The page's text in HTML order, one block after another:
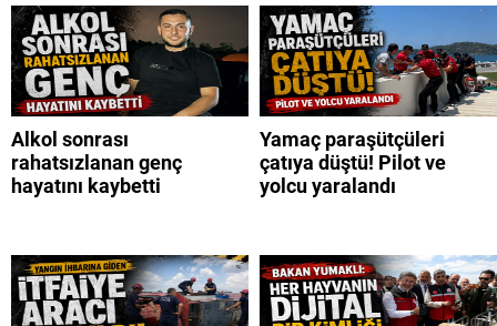
Alkol sonrası
rahatsızlanan genç
hayatını kaybetti
Yamaç paraşütçüleri
çatıya düştü! Pilot ve
yolcu yaralandı